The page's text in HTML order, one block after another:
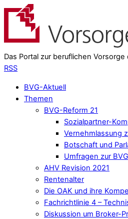
Das Portal zur beruflichen
RSS
BVG-Aktuell
Themen
BVG-Reform 21
Sozialpartner-
Vernehmlassung
Botschaft und
Umfragen zur
AHV Revision 2021
Rentenalter
Die OAK und ihre
Fachrichtlinie 4 –
Diskussion um Broker-